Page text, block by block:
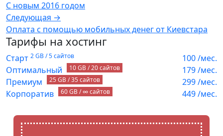
С новым 2016 годом
Следующая →
Оплата с помощью мобильных денег от Киевстара
Тарифы на хостинг
Старт 2 GB / 5 сайтов 100/мес.
Оптимальный
10 GB / 20 сайтов 179/мес.
Премиум
25 GB / 35 сайтов 299/мес.
Корпоратив
60 GB / ∞ сайтов 449/мес.